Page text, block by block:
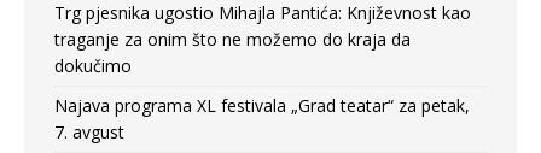
Trg pjesnika ugostio Mihajla Pantića: Književnost kao
traganje za onim što ne možemo do kraja da
dokučimo
Najava programa XL festivala „Grad teatar“ za petak,
7. avgust